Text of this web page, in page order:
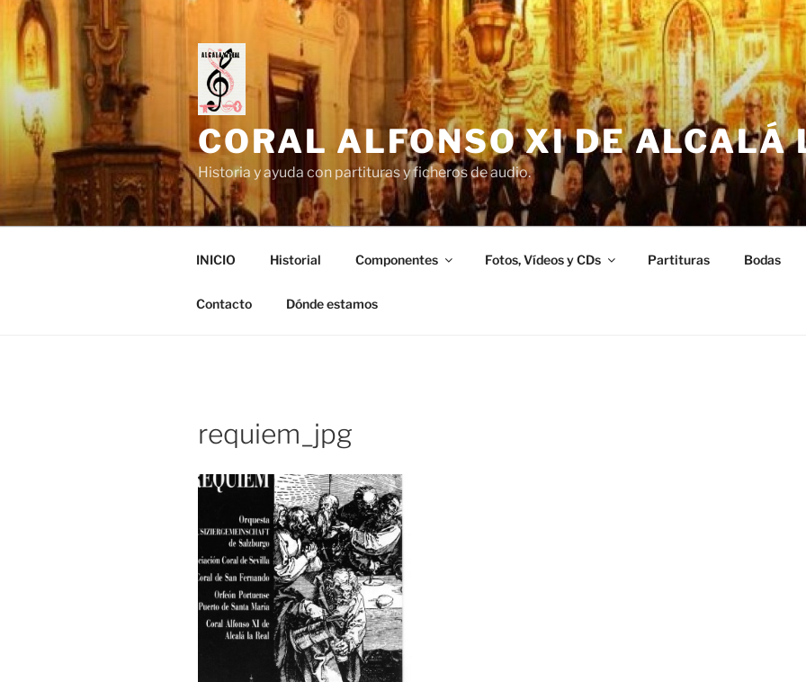
Saltar
contenido
CORAL ALFONSO XI DE ALCALÁ
Historia y ayuda con partituras y ficheros de audio.
INICIO Historial Componentes Fotos, Vídeos y CDs Partituras Bodas
Contacto Dónde estamos
requiem_jpg